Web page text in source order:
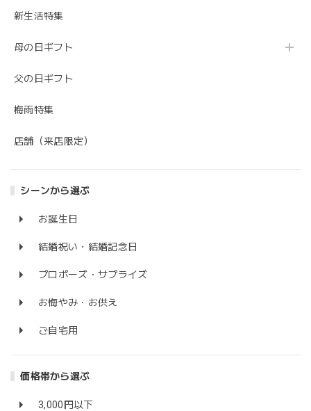
新生活特集
母の日ギフト
父の日ギフト
梅雨特集
店舗（来店限定）
シーンから選ぶ
お誕生日
結婚祝い・結婚記念日
プロポーズ・サプライズ
お悔やみ・お供え
ご自宅用
価格帯から選ぶ
3,000円以下